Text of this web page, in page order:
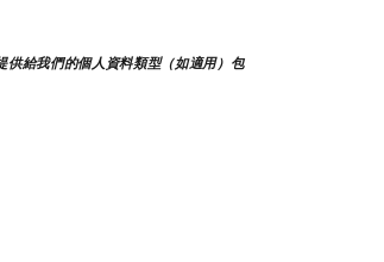
供給我們的個人資料類型（如適用）包